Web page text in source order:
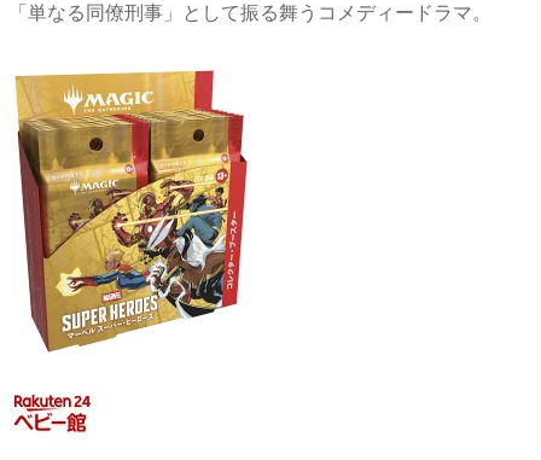
「単なる同僚刑事」として振る舞うコメディードラマ。